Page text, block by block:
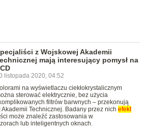
z Wojskowej Akademii
mają interesujący pomysł na
listopada 2020, 04:52
na wyświetlaczu ciekłokrystalicznym
sterować elektrycznie, bez użycia
filtrów barwnych – przekonują
Technicznej. Badany przez nich efekt
może znaleźć zastosowania w
lub inteligentnych oknach.